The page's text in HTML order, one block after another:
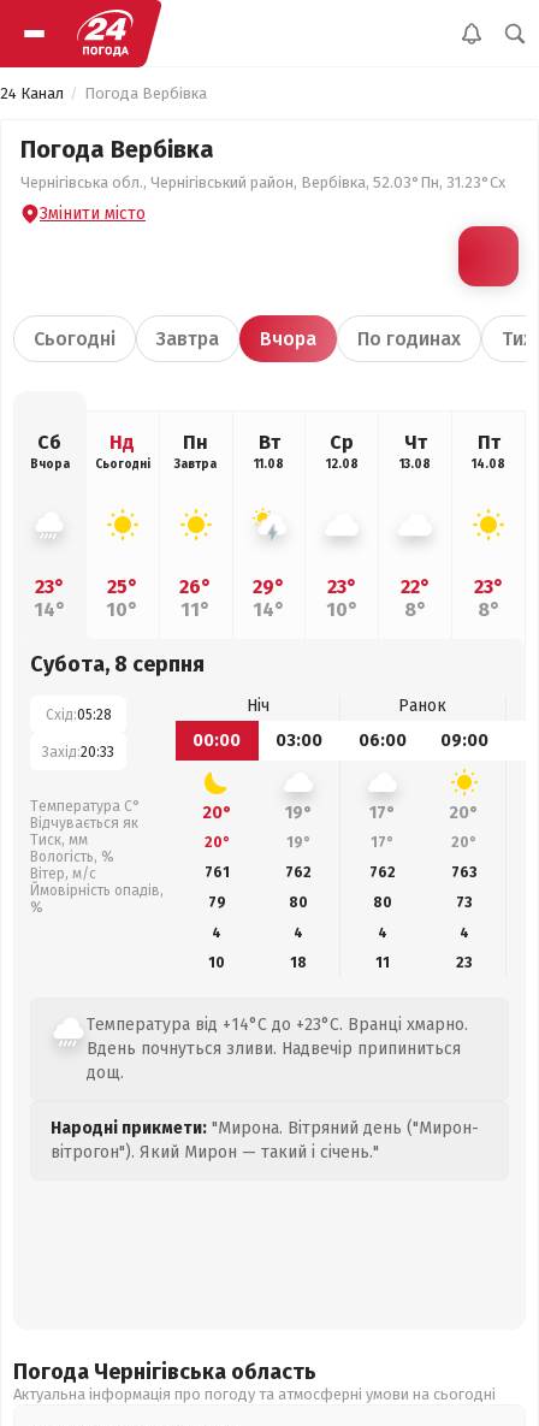
24 Канал Погода Вербівка
Погода Вербівка
Чернігівська обл., Чернігівський район, Вербівка, 52.03°Пн, 31.23°Сх
Змінити місто
Сьогодні Завтра Вчора По годинах
Сб
Вчора
23°
14°
Нд
Сьогодні
25°
10°
Пн
Завтра
26°
11°
Вт
11.08
29°
14°
Ср
12.08
23°
10°
Чт
13.08
22°
8°
Пт
14.08
23°
8°
Субота, 8 серпня
Схід:05:28
Захід:20:33
Температура С°
Відчувається як
Тиск, мм
Вологість, %
Вітер, м/с
Ймовірність опадів,
%
Ніч
Ранок
00:00
03:00 06:00 09:00
20° 19° 17° 20°
20° 19° 17° 20°
761
762 762 763
79
80 80 73
4
4 4
4
10
18 11 23
Температура від +14°C до +23°C. Вранці хмарно.
Вдень почнуться зливи. Надвечір припиниться
дощ.
Народні прикмети: "Мирона. Вітряний день ("Мирон-
вітрогон"). Який Мирон — такий і січень."
Погода Чернігівська область
Актуальна інформація про погоду та атмосферні умови на сьогодні